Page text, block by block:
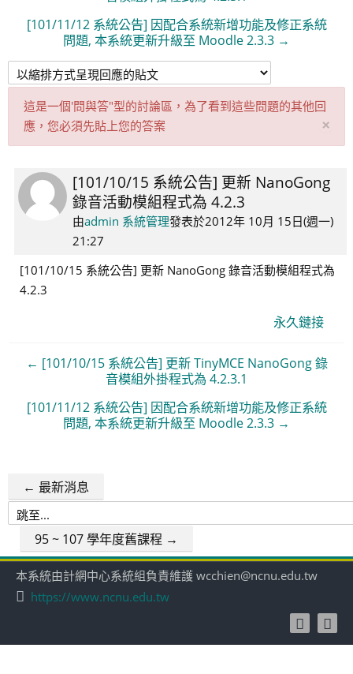
[101/11/12 系統公告] 因配合系統新增功能及修正系統
問題, 本系統更新升級至 Moodle 2.3.3 →
這是一個'問與答"型的討論區，為了看到這些問題的其他回
應，您必須先貼上您的答案
×取
消
知
[101/10/15 系統公告] 更新 NanoGong
錄音活動模組程式為 4.2.3
由admin 系統管理發表於2012年 10月 15日(週一)
21:27
Number
of
replies:
0
[101/10/15 系統公告] 更新 NanoGong 錄音活動模組程式為
4.2.3
永久鏈接
← [101/10/15 系統公告] 更新 TinyMCE NanoGong 錄
音模組外掛程式為 4.2.3.1
[101/11/12 系統公告] 因配合系統新增功能及修正系統
問題, 本系統更新升級至 Moodle 2.3.3 →
← 最新消息
跳
95 ~ 107 學年度舊課程 →
本系統由計網中心系統組負責維護 wcchien@ncnu.edu.tw
https://www.ncnu.edu.tw